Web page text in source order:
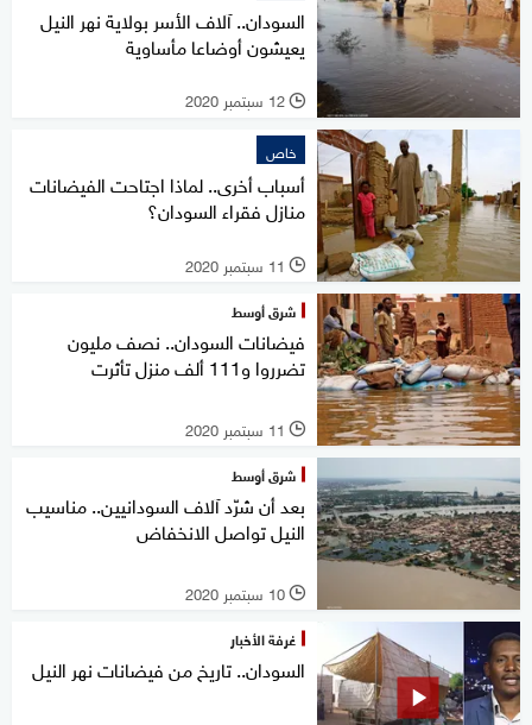
السودان.. آلاف الأسر بولاية نهر النيل
يعيشون أوضاعا مأساوية
l 12 سبتمبر 2020
خاص
أسباب أخرى.. لماذا اجتاحت الفيضانات
منازل فقراء السودان؟
l 11 سبتمبر 2020
شرق أوسط
فيضانات السودان.. نصف مليون
تضرروا و111 ألف منزل تأثرت
l 11 سبتمبر 2020
شرق أوسط
بعد أن شرّد آلاف السودانيين.. مناسيب
النيل تواصل الانخفاض
l 10 سبتمبر 2020
غرفة الأخبار
السودان.. تاريخ من فيضانات نهر النيل